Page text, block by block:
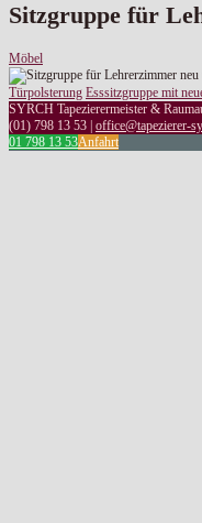
Sitzgruppe für
Möbel
Türpolsterung Esssitzgruppe mit
SYRCH Tapezierermeister &
(01) 798 13 53 | office@tapezierer-
01 798 13 53Anfahrt